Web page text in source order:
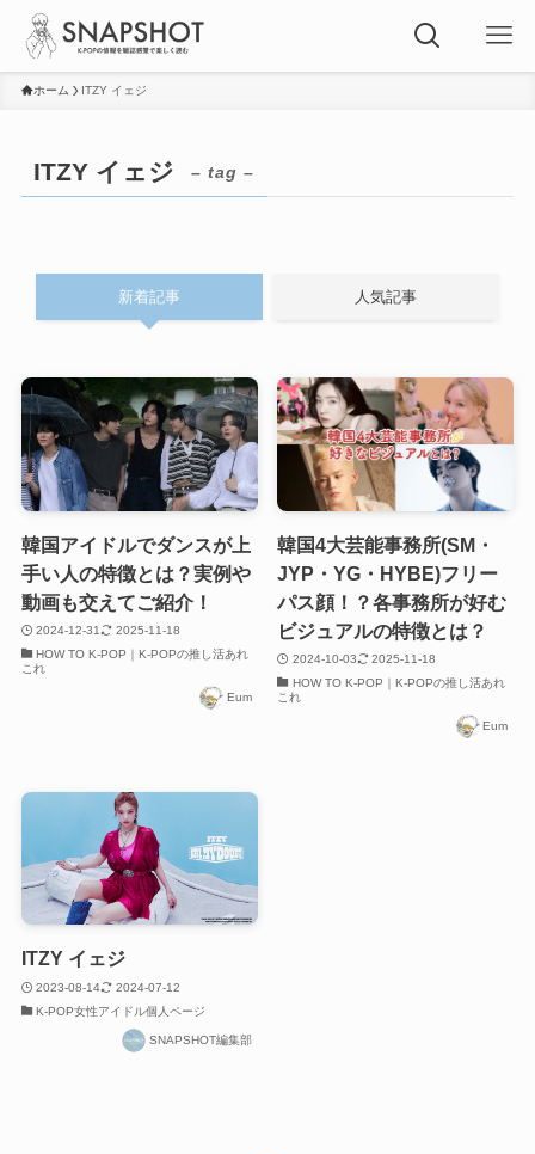
ホーム ITZY イェジ
ITZY イェジ – tag –
新着記事 人気記事
韓国アイドルでダンスが上
手い人の特徴とは？実例や
動画も交えてご紹介！
2024-12-31
2025-11-18
HOW TO K-POP｜K-POPの推し活あれ
これ
Eum
韓国4大芸能事務所(SM・
JYP・YG・HYBE)フリー
パス顔！？各事務所が好む
ビジュアルの特徴とは？
2024-10-03
2025-11-18
HOW TO K-POP｜K-POPの推し活あれ
これ
Eum
ITZY イェジ
2023-08-14
2024-07-12
K-POP女性アイドル個人ページ
SNAPSHOT編集部